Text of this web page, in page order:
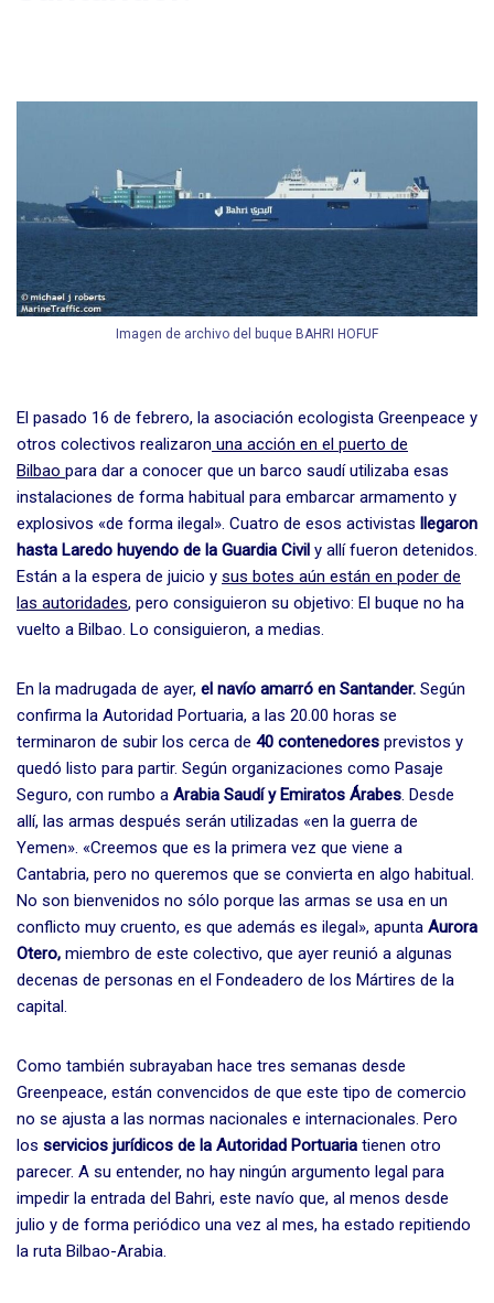
Imagen de archivo del buque BAHRI HOFUF
El pasado 16 de febrero, la asociación ecologista Greenpeace y
otros colectivos realizaron una acción en el puerto de
Bilbao para dar a conocer que un barco saudí utilizaba esas
instalaciones de forma habitual para embarcar armamento y
explosivos «de forma ilegal». Cuatro de esos activistas
llegaron
hasta Laredo huyendo de la Guardia Civil y allí fueron detenidos.
Están a la espera de juicio y sus botes aún están en poder de
las autoridades, pero consiguieron su objetivo: El buque no ha
vuelto a Bilbao. Lo consiguieron, a medias.
En la madrugada de ayer, el navío amarró en Santander. Según
confirma la Autoridad Portuaria, a las 20.00 horas se
terminaron de subir los cerca de 40 contenedores previstos y
quedó listo para partir. Según organizaciones como Pasaje
Seguro, con rumbo a Arabia Saudí y Emiratos Árabes. Desde
allí, las armas después serán utilizadas «en la guerra de
Yemen». «Creemos que es la primera vez que viene a
Cantabria, pero no queremos que se convierta en algo habitual.
No son bienvenidos no sólo porque las armas se usa en un
conflicto muy cruento, es que además es ilegal», apunta Aurora
Otero, miembro de este colectivo, que ayer reunió a algunas
decenas de personas en el Fondeadero de los Mártires de la
capital.
Como también subrayaban hace tres semanas desde
Greenpeace, están convencidos de que este tipo de comercio
no se ajusta a las normas nacionales e internacionales. Pero
los servicios jurídicos de la Autoridad Portuaria tienen otro
parecer. A su entender, no hay ningún argumento legal para
impedir la entrada del Bahri, este navío que, al menos desde
julio y de forma periódico una vez al mes, ha estado repitiendo
la ruta Bilbao-Arabia.